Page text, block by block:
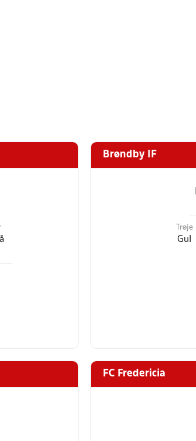
Brøndby IF
Trøje
Gul
FC Fredericia